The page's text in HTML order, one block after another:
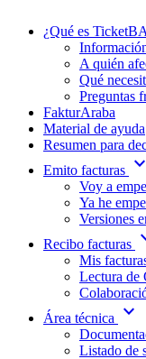
¿Qué es
A quién
Qué
Preguntas
FakturAraba
Material de ayuda
Resumen para
Emito facturas expand_more
Voy a
Ya he
Versiones
Recibo facturas
Mis
Lectura de
Área técnica
expand_more
Listado de